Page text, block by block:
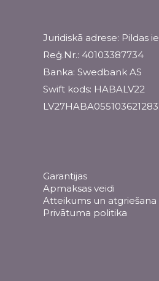
Juridiskā adrese: Pildas
Reģ.Nr.: 40103387734
Banka: Swedbank AS
Swift kods: HABALV22
Garantijas
Apmaksas veidi
Atteikums un atgriešana
Privātuma politika